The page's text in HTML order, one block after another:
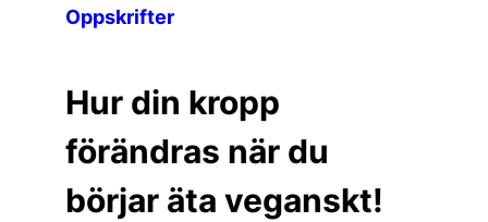
Oppskrifter
Hur din kropp
förändras när du
börjar äta veganskt!